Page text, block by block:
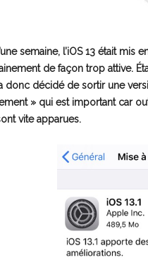
semaine, l’iOS 13 était
de façon trop attive.
donc décidé de sortir une
» qui est important car
vite apparues.